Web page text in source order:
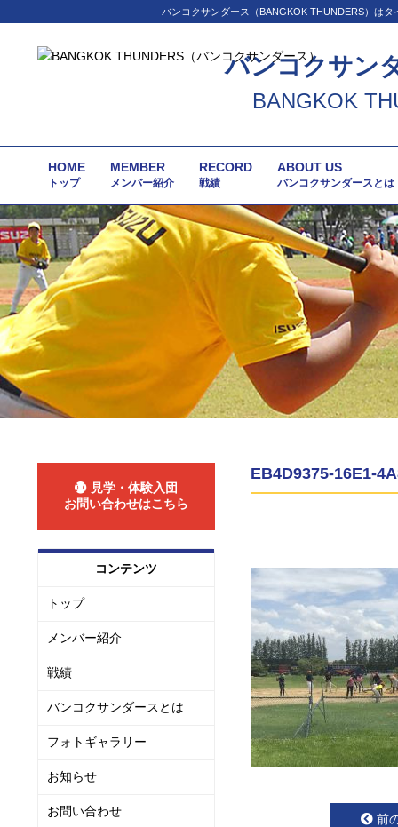
バンコクサンダース（BANGKOK THUNDERS）は
バンコクサン
BANGKOK
HOME
トップ
MEMBER
メンバー紹介
RECORD
戦績
ABOUT US
バンコクサンダースとは
EB4D9375-16E1-
前
見学・体験入団
お問い合わせはこちら
コンテンツ
トップ
メンバー紹介
戦績
バンコクサンダースとは
フォトギャラリー
お知らせ
お問い合わせ